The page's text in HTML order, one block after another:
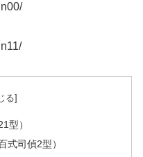
型）
式司偵2型）